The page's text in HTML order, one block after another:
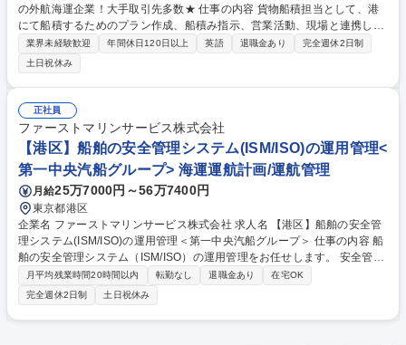
の外航海運企業！大手取引先多数★ 仕事の内容 貨物船積担当として、港
にて船積するためのプラン作成、船積み指示、営業活動、現場と連携し
た、航行中の貨物のケア指導を行って頂きます。プランの作成では、船の
構造や貨物の特色を理解し適切な位置や積上げ順を 考えます。航路や各港
の特徴を把握し、事前検討・現場のアテンドにより荷役の現場確認や指揮
をはじめ、乗組員と協力し、安全輸送に努めていただきます。 【当社の魅
力】拠点は国内7か所に加え、アメリカアジアを中心に海外5か所。取引先
は北中南米、アジア、インド、中東など30数カ国。グローバルにサービス
展開しています。取引先は大手多数で、とりわけ鋼材輸送の分野において
大きなシェアを誇っています。 募集職種 【東京/日本橋】貨物船積士 ★創
業80年の外航海運企業！大手取引先多数★
業界未経験歓迎 年間休日120日以上 英語 退職金あり
完全週休2日制
土日祝休み
正社員
ファーストマリンサービス株式会社
【港区】船舶の安全管理システム(ISM/ISO)の運用管理<
第一中央汽船グループ> 海運運航計画/運航管理
月給25万7000円～56万7400円
東京都港区
企業名 ファーストマリンサービス株式会社 求人名 【港区】船舶の安全管
理システム(ISM/ISO)の運用管理＜第一中央汽船グループ＞ 仕事の内容 船
舶の安全管理システム（ISM/ISO）の運用管理をお任せします。 安全管理
システム部は、QSMSを維持・管理し、船舶の安全運航と環境保護を図
り、国際的な基準を満たす運用体制を維持しています。 ■ISM/ISO認証の
維持(管理船舶および会社の内部監査、外部審査への準備と対応/安全基準
順守状況の評価/品質安全管理委員会の開催、事務局) ■文書作成・管理(IS
月平均残業時間20時間以内 転勤なし 退職金あり
在宅OK
完全週休2日制
土日祝休み